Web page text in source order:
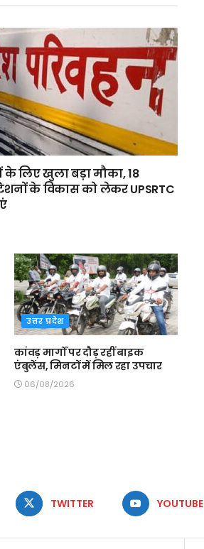
लिए खुला बड़ा मौका, 18
के विकास को लेकर UPSRTC
उत्तर प्रदेश
कांवड़ मार्गों पर दौड़ रहीं बाइक
एंबुलेंस, मिनटों में मिल रहा उपचार
06/08/2026
TWITTER YOUTUBE